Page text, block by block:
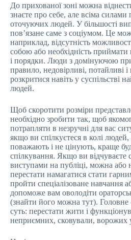
До прихованої зоні можна
знаєте про себе, але всіма силами
оточуючих людей. У більшості
пов’язане саме з соціумом. Це
наприклад, відсутність
собою або необхідність приймати
і порядки. Люди з домінуючою
правило, недовірливі, потайливі
розкритися навіть у суспільстві
людей.
Щоб скоротити розміри
необхідно зробити так, щоб
потрапляти в незручні для вас
якщо ви спілкуєтеся в колі людей,
поважають і не цінують, краще
спілкування. Якщо ви відчуваєте
виступами на публіці, можна або
перестати намагатися стати
пройти спеціалізоване навчання
допоможе вам оволодіти
(знайти його можна тут). Головне
суть: перестати жити і
неприємних, сковували, ворожих